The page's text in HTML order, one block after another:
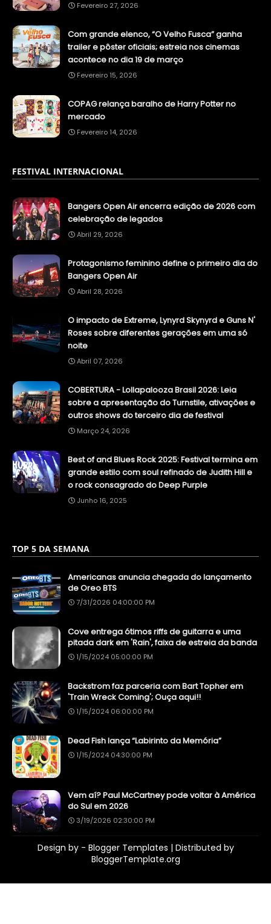
Fevereiro 27, 2026
Com grande elenco, “O Velho Fusca” ganha
trailer e pôster oficiais; estreia nos cinemas
acontece no dia 19 de março
Fevereiro 15, 2026
COPAG relança baralho de Harry Potter no
mercado
Fevereiro 14, 2026
FESTIVAL INTERNACIONAL
Bangers Open Air encerra edição de 2026 com
celebração de legados
Abril 29, 2026
Protagonismo feminino define o primeiro dia do
Bangers Open Air
Abril 28, 2026
O impacto de Extreme, Lynyrd Skynyrd e Guns N'
Roses sobre diferentes gerações em uma só
noite
Abril 07, 2026
COBERTURA - Lollapalooza Brasil 2026: Leia
sobre a apresentação do Turnstile, ativações e
outros shows do terceiro dia de festival
Março 24, 2026
Best of and Blues Rock 2025: Festival termina em
grande estilo com soul refinado de Judith Hill e
o rock consagrado do Deep Purple
Junho 16, 2025
TOP 5 DA SEMANA
Americanas anuncia chegada do lançamento
de Oreo BTS
7/31/2026 04:00:00 PM
Cove entrega ótimos riffs de guitarra e uma
pitada dark em 'Rain', faixa de estreia da banda
1/15/2024 05:00:00 PM
Backstrom faz parceria com Bart Topher em
'Train Wreck Coming'; Ouça aqui!!
1/15/2024 06:00:00 PM
Dead Fish lança “Labirinto da Memória”
1/15/2024 04:30:00 PM
Vem aí? Paul McCartney pode voltar à América
do Sul em 2026
3/19/2026 02:30:00 PM
Design by - Blogger Templates | Distributed by
BloggerTemplate.org